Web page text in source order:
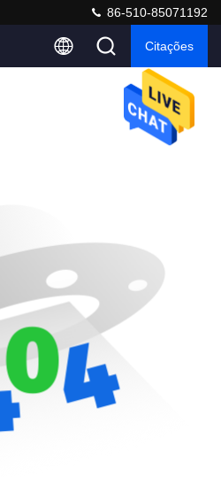
86-510-85071192
Citações